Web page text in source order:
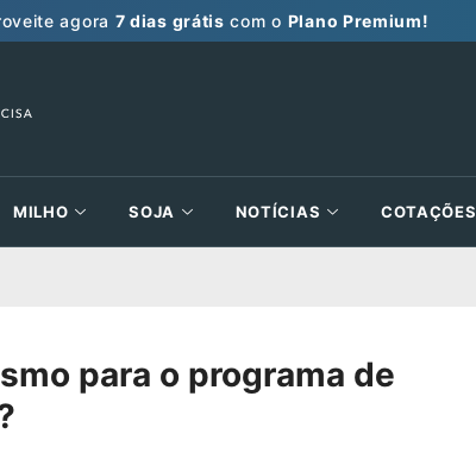
agora 7 dias grátis com o Plano Premium!
MILHO SOJA NOTÍCIAS COTAÇÕES
para o programa de